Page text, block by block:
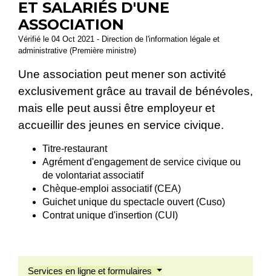
ET SALARIÉS D'UNE
ASSOCIATION
Vérifié le 04 Oct 2021 - Direction de l'information légale et
administrative (Première ministre)
Une association peut mener son activité
exclusivement grâce au travail de bénévoles,
mais elle peut aussi être employeur et
accueillir des jeunes en service civique.
Titre-restaurant
Agrément d'engagement de service civique ou
de volontariat associatif
Chèque-emploi associatif (CEA)
Guichet unique du spectacle ouvert (Cuso)
Contrat unique d'insertion (CUI)
Services en ligne et formulaires